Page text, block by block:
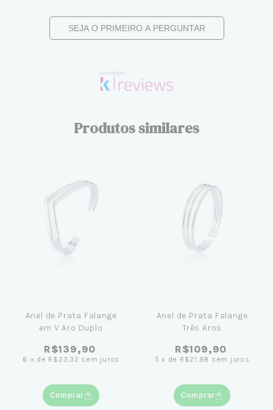
SEJA O PRIMEIRO A PERGUNTAR
Produtos similares
Anel de Prata Falange
em V Aro Duplo
R$139,90
6 x de R$23,32 sem juros
Comprar
Anel de Prata Falange
Três Aros
R$109,90
5 x de R$21,98 sem juros
Comprar